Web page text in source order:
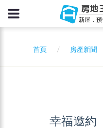
房地
新屋．
首頁 房產新聞
幸福邀